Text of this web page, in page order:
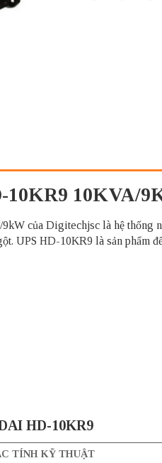
10KR9 10KVA/
của Digitechjsc là hệ thống
UPS HD-10KR9 là sản phẩm
HD-10KR9
TÍNH KỸ THUẬT